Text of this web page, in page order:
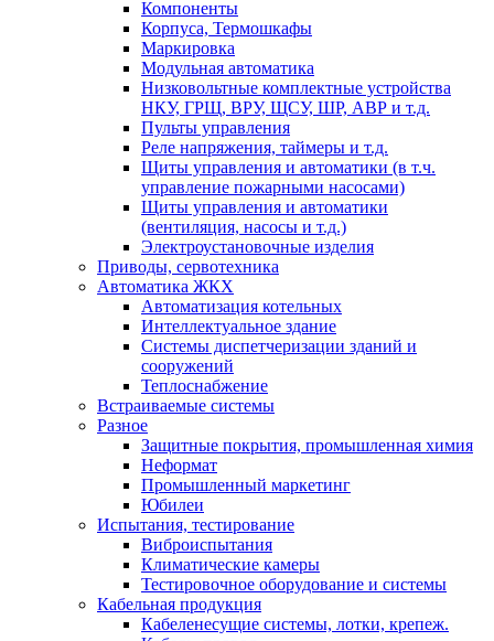
Компоненты
Корпуса, Термошкафы
Маркировка
Модульная автоматика
Низковольтные комплектные устройства
НКУ, ГРЩ, ВРУ, ЩСУ, ШР, АВР и т.д.
Пульты управления
Реле напряжения, таймеры и т.д.
Щиты управления и автоматики (в т.ч.
управление пожарными насосами)
Щиты управления и автоматики
(вентиляция, насосы и т.д.)
Электроустановочные изделия
Приводы, сервотехника
Автоматика ЖКХ
Автоматизация котельных
Интеллектуальное здание
Системы диспетчеризации зданий и
сооружений
Теплоснабжение
Встраиваемые системы
Разное
Защитные покрытия, промышленная химия
Неформат
Промышленный маркетинг
Юбилеи
Испытания, тестирование
Виброиспытания
Климатические камеры
Тестировочное оборудование и системы
Кабельная продукция
Кабеленесущие системы, лотки, крепеж.